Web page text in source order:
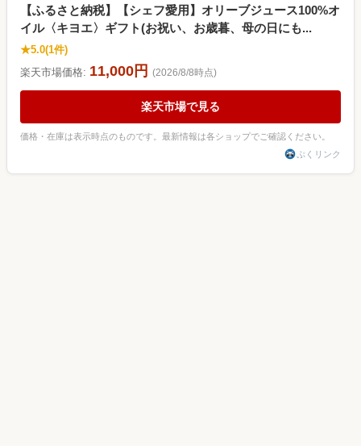
【ふるさと納税】【シェフ愛用】オリーブジュース100%オ
イル〈キヨエ〉ギフト(お祝い、お歳暮、母の日にも...
★5.0(1件)
楽天市場価格: 11,000円 (2026/8/8時点)
楽天市場で見る
価格・在庫は表示時点のものです。最新情報は各ショップでご確認ください。
ぷくリンク